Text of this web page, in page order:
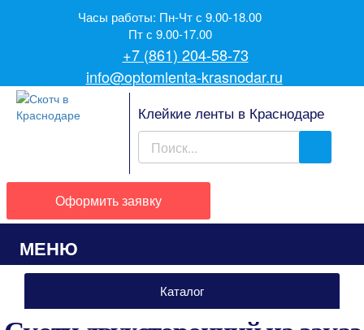
Часы работы: Пн-Чт с 9.00-18.00
Пт с 9.00-17.00
+7 (861) 204-58-73
info@optomlenta-krasnodar.ru
Клейкие ленты в Краснодаре
Оформить заявку
МЕНЮ
Каталог